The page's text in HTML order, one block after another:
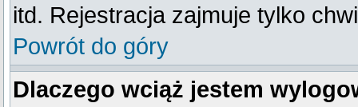
itd. Rejestracja zajmuje tylko
Powrót do góry
Dlaczego wciąż jestem